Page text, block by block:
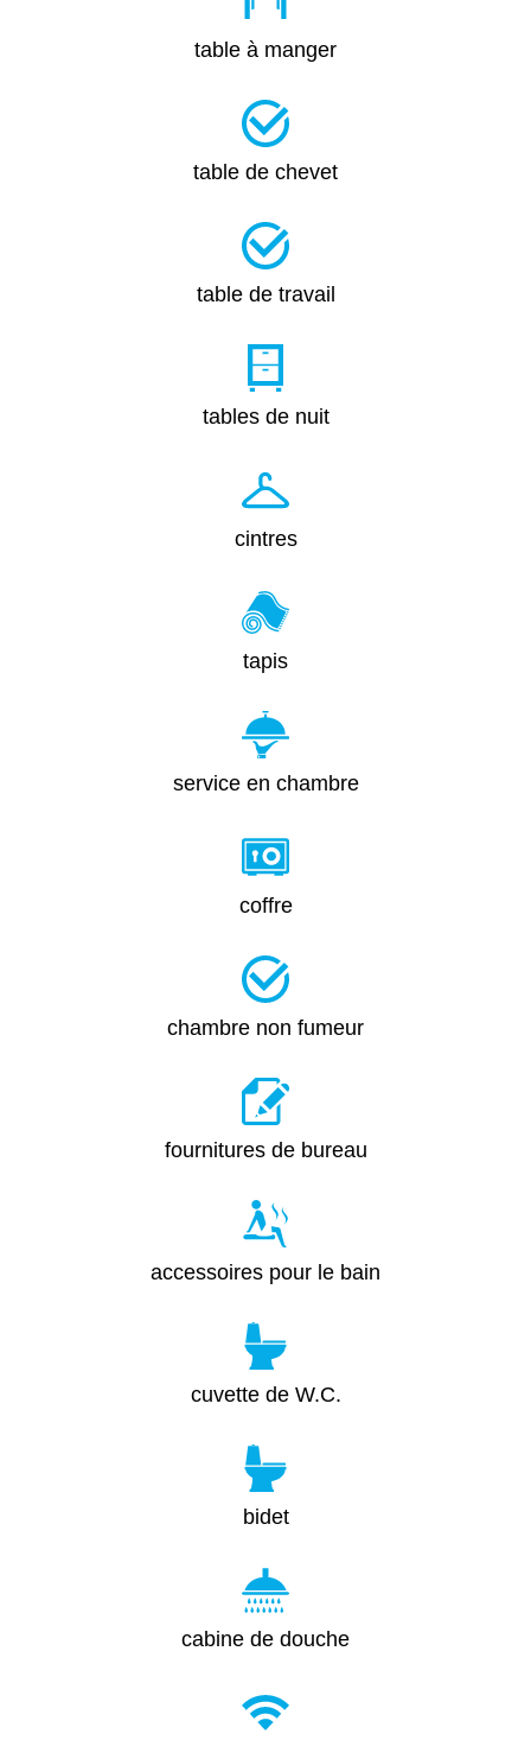
table à manger
table de chevet
table de travail
tables de nuit
cintres
tapis
service en chambre
coffre
chambre non fumeur
fournitures de bureau
accessoires pour le bain
cuvette de W.C.
bidet
cabine de douche